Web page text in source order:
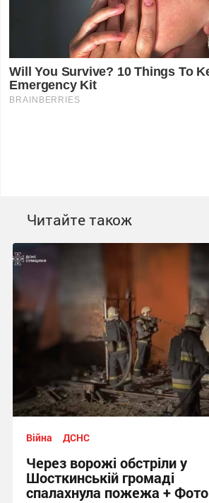
Читайте також
Війна ДСНС
Через ворожі обстріли у
Шосткинській громаді
спалахнула пожежа + Фото